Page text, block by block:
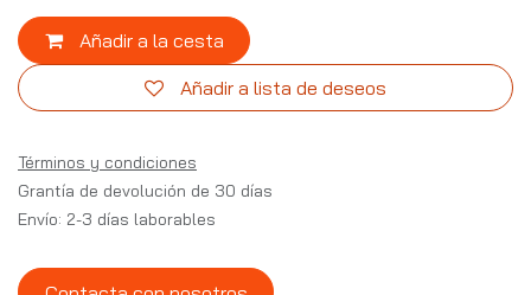
Añadir a la cesta
Añadir a lista de deseos
Términos y condiciones
Grantía de devolución de 30 días
Envío: 2-3 días laborables